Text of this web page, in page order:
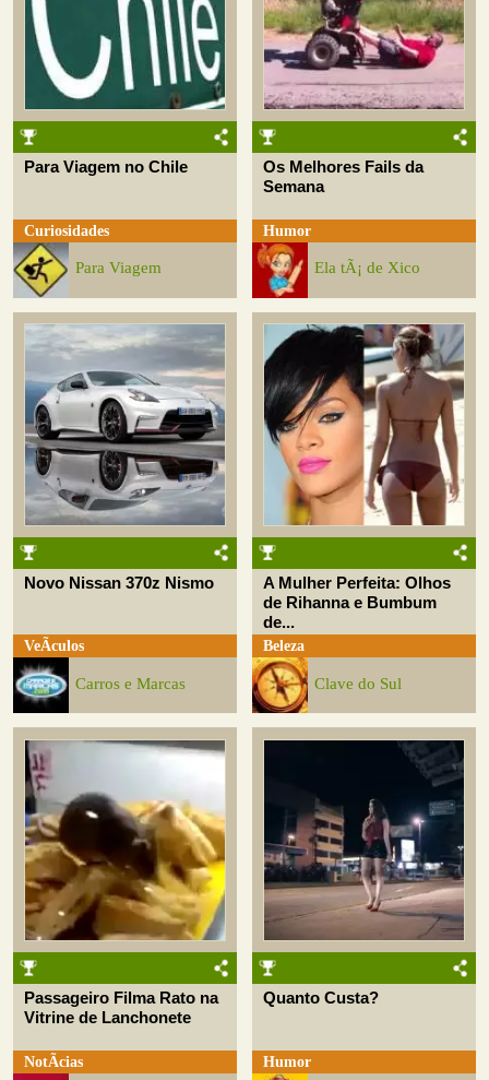
Para Viagem no Chile
Curiosidades
Para Viagem
Os Melhores Fails da
Semana
Humor
Ela tÃ¡ de Xico
Novo Nissan 370z Nismo
VeÃ­culos
Carros e Marcas
A Mulher Perfeita: Olhos
de Rihanna e Bumbum
de...
Beleza
Clave do Sul
Passageiro Filma Rato na
Vitrine de Lanchonete
NotÃ­cias
Quanto Custa?
Humor